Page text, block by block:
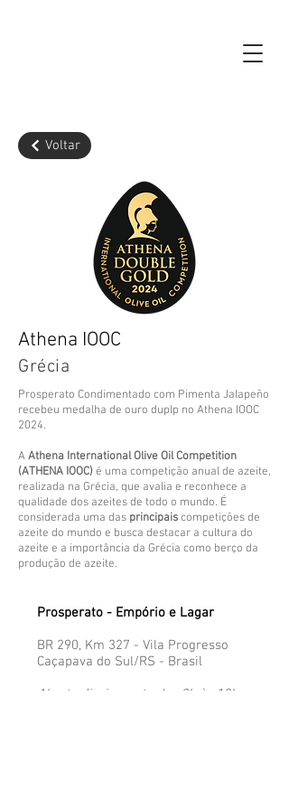
Voltar
Athena IOOC
Grécia
Prosperato Condimentado com Pimenta Jalapeño
recebeu medalha de ouro duplp no Athena IOOC
2024.
A Athena International Olive Oil Competition
(ATHENA IOOC) é uma competição anual de azeite,
realizada na Grécia, que avalia e reconhece a
qualidade dos azeites de todo o mundo. É
considerada uma das principais competições de
azeite do mundo e busca destacar a cultura do
azeite e a importância da Grécia como berço da
produção de azeite.
Prosperato - Empório e Lagar
BR 290, Km 327 - Vila Progresso
Caçapava do Sul/RS - Brasil​
Aberto diariamente das 8h às 18h